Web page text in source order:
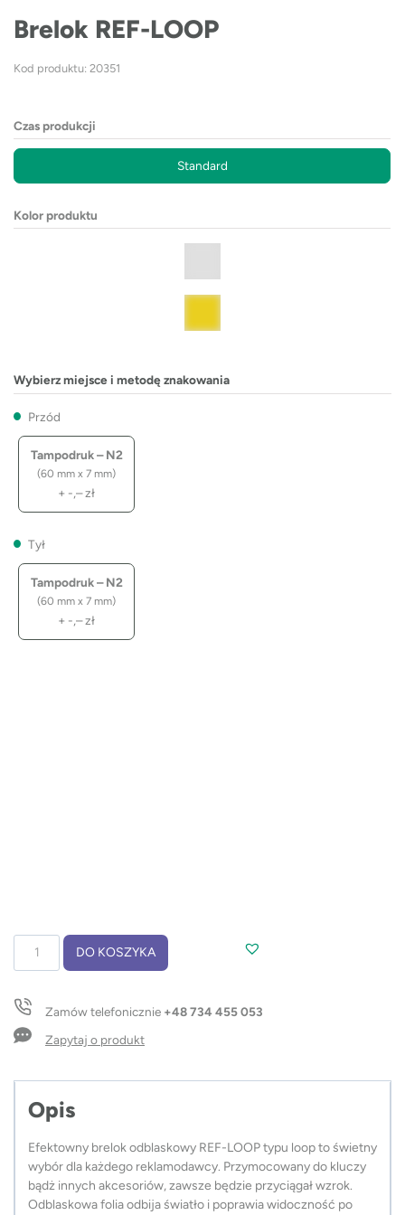
Brelok REF-LOOP
Kod produktu: 20351
Czas produkcji
Standard
Kolor produktu
Wybierz miejsce i metodę znakowania
Przód
Tampodruk – N2
(60 mm x 7 mm)
+ -,–zł
Tył
Tampodruk – N2
(60 mm x 7 mm)
+ -,–zł
LOOP
DO KOSZYKA
Zamów telefonicznie +48 734 455 053
Zapytaj o produkt
Opis
Efektowny brelok odblaskowy REF-LOOP typu loop to świetny
wybór dla każdego reklamodawcy. Przymocowany do kluczy
bądż innych akcesoriów, zawsze będzie przyciągał wzrok.
Odblaskowa folia odbija światło i poprawia widoczność po